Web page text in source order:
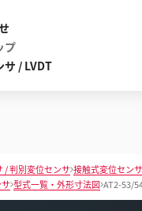
プ
サ / LVDT
/ 判別変位センサ 接触式変位セン
型式一覧・外形寸法図 AT2-53/